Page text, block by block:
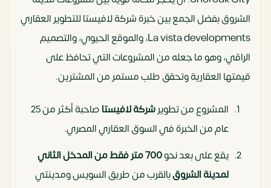
الشروق بفضل الجمع بين خبرة شركة لافيستا للتطوير العقاري
La vista developments، والموقع الحيوي، والتصميم
الراقي، وهو ما جعله من المشروعات التي تحافظ على
قيمتها العقارية وتحقق طلب مستمر من المشترين.
المشروع من تطويرشركة لافيستا
صاحبة أكثر من 25
عام من الخبرة في السوق العقاري المصري.
يقع على بعد نحو
700 متر فقط من المدخل الثاني
لمدينة الشروقبالقرب من طريق السويس ومدينتي